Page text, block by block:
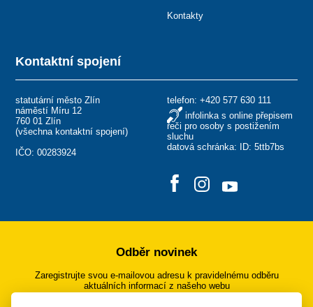
Kontaktní spojení
statutární město Zlín
náměstí Míru 12
760 01 Zlín
(všechna kontaktní spojení)
IČO: 00283924
telefon: +420 577 630 111
infolinka s online přepisem
řeči pro osoby s postižením
sluchu
datová schránka: ID: 5ttb7bs
Kontakty
Odběr novinek
Zaregistrujte svou e-mailovou adresu k pravidelnému odběru
aktuálních informací z našeho webu